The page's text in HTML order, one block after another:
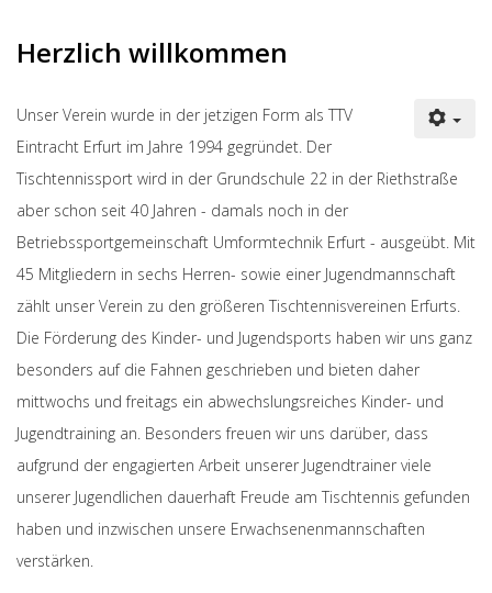
Herzlich willkommen
Unser Verein wurde in der jetzigen Form als TTV
Eintracht Erfurt im Jahre 1994 gegründet. Der
Tischtennissport wird in der Grundschule 22 in der Riethstraße
aber schon seit 40 Jahren - damals noch in der
Betriebssportgemeinschaft Umformtechnik Erfurt - ausgeübt. Mit
45 Mitgliedern in sechs Herren- sowie einer Jugendmannschaft
zählt unser Verein zu den größeren Tischtennisvereinen Erfurts.
Die Förderung des Kinder- und Jugendsports haben wir uns ganz
besonders auf die Fahnen geschrieben und bieten daher
mittwochs und freitags ein abwechslungsreiches Kinder- und
Jugendtraining an. Besonders freuen wir uns darüber, dass
aufgrund der engagierten Arbeit unserer Jugendtrainer viele
unserer Jugendlichen dauerhaft Freude am Tischtennis gefunden
haben und inzwischen unsere Erwachsenenmannschaften
verstärken.